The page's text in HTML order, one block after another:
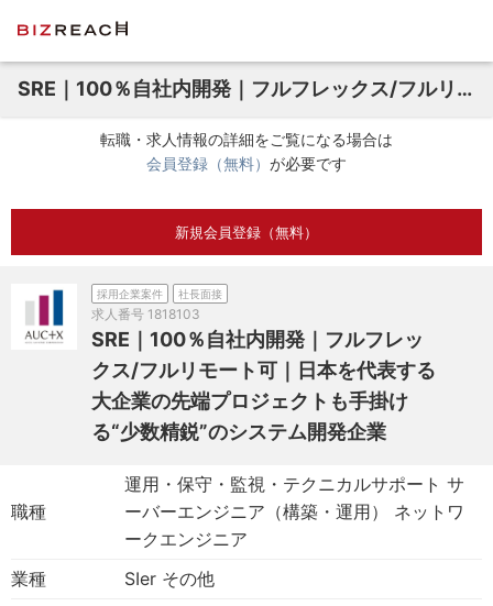
SRE｜100％自社内開発｜フルフレックス/フルリモート可｜日本を代表する大企業の先端プロジェクトも手掛ける“少数精鋭”のシステム開発企業
転職・求人情報の詳細をご覧になる場合は
会員登録（無料） が必要です
新規会員登録（無料）
採用企業案件 社長面接
求人番号 1818103
SRE｜100％自社内開発｜フルフレッ
クス/フルリモート可｜日本を代表する
大企業の先端プロジェクトも手掛け
る“少数精鋭”のシステム開発企業
職種
運用・保守・監視・テクニカルサポート サ
ーバーエンジニア（構築・運用） ネットワ
ークエンジニア
業種
SIer その他